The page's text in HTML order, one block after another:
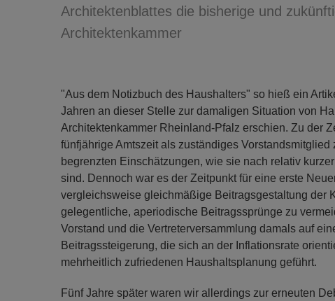
Architektenblattes die bisherige und
Architektenkammer
"Aus dem Notizbuch des Haushalters" so hieß ein
Jahren an dieser Stelle zur damaligen Situation von
Architektenkammer Rheinland-Pfalz erschien. Zu der
fünfjährige Amtszeit als zuständiges
begrenzten Einschätzungen, wie sie nach relativ
sind. Dennoch war es der Zeitpunkt für eine erste
vergleichsweise gleichmäßige Beitragsgestaltung der
gelegentliche, aperiodische Beitragssprünge zu
Vorstand und die Vertreterversammlung damals auf
Beitragssteigerung, die sich an der Inflationsrate
mehrheitlich zufriedenen Haushaltsplanung geführt.
Fünf Jahre später waren wir allerdings zur erneuten